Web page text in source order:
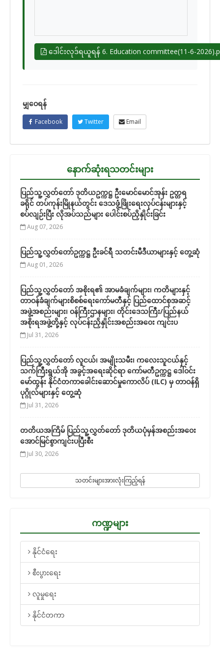
ဒေါင်းလုဒ်ရယူရန် 6. Education committee(11-6-
မျှဝေရန်
Facebook Twitter Email
နောက်ဆုံးရသတင်းများ
ပြည်သူ့လွှတ်တော် ဒုတိယဥက္ကဋ္ဌ ဦးမောင်မောင်အုန်း ဥတ္တရ
ခရိုင် တပ်ကုန်းမြိုနယ်တွင်း ဒေသဖွံ့ဖြိုးရေးလုပ်ငန်းများနှင့်
စပ်လျဉ်းပြီး လိုအပ်သည်များ ပေါင်းစပ်ညှိနှိုင်းခြင်း
Aug 07, 2026
ပြည်သူ့လွှတ်တော်ဥက္ကဋ္ဌ ဦးခင်ရီ သတင်းမီဒီယာများနှင့် တွေ့ဆုံ
Aug 01, 2026
ပြည်သူ့လွှတ်တော် အစိုးရ၏ အာမခံချက်များ၊ ကတိများနှင့်
တာဝန်ခံချက်များစိစစ်ရေးကော်မတီနှင့် ပြည်ထောင်စုအဆင့်
အဖွဲ့အစည်းများ၊ ဝန်ကြီးဌာနများ၊ တိုင်းဒေသကြီး/ပြည်နယ်
အစိုးရအဖွဲ့တို့နှင့် လုပ်ငန်းညှိနှိုင်းအစည်းအဝေး ကျင်းပ
Jul 31, 2026
ပြည်သူ့လွှတ်တော် လူငယ်၊ အမျိုးသမီး၊ ကလေးသူငယ်နှင့်
သက်ကြီးရွယ်အို အခွင့်အရေးဆိုင်ရာ ကော်မတီဥက္ကဋ္ဌ ဒေါ်ဝင်း
မော်ထွန်း နိုင်ငံတကာခေါင်းဆောင်မှုကောလိပ် (ILC) မှ တာဝန်ရှိ
ပုဂ္ဂိုလ်များနှင့် တွေ့ဆုံ
Jul 31, 2026
တတိယအကြိမ် ပြည်သူ့လွှတ်တော် ဒုတိယပုံမှန်အစည်းအဝေး
အောင်မြင်စွာကျင်းပပြီးစီး
Jul 30, 2026
သတင်းများအားလုံးကြည့်ရန်
ကဏ္ဍများ
နိုင်ငံရေး
စီးပွားရေး
လူမှုရေး
နိုင်ငံတကာ